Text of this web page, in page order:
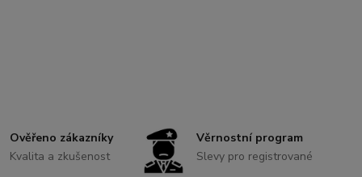
Ověřeno zákazníky
Kvalita a zkušenost
Věrnostní program
Slevy pro registrované